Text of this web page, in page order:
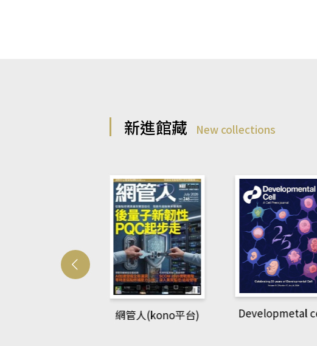
新進館藏 New collections
網管人(kono平台) Developmetal